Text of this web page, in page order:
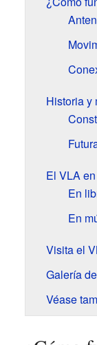
Historia y
El VLA
En
En
Visita el
Galería
Véase